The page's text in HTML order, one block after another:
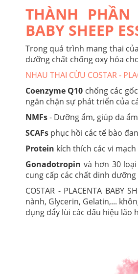
THÀNH PHẦN
BABY SHEEP
Trong quá trình mang thai
dưỡng chất chống oxy hóa
NHAU THAI CỪU COSTAR -
Coenzyme Q10 chống các
ngăn chặn sự phát triển của
NMFs- Dưỡng ẩm, giúp da
SCAFs phục hồi các tế bào
Protein kích thích các vi
Gonadotropin và hơn 30
cung cấp các chất dinh
COSTAR - PLACENTA
nành, Glycerin, Gelatin,...
dụng đẩy lùi các dấu hiệu lão